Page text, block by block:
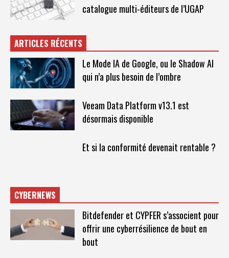
catalogue multi-éditeurs de l’UGAP
ARTICLES RÉCENTS
Le Mode IA de Google, ou le Shadow AI
qui n’a plus besoin de l’ombre
Veeam Data Platform v13.1 est
désormais disponible
Et si la conformité devenait rentable ?
CYBERNEWS
Bitdefender et CYPFER s’associent pour
offrir une cyberrésilience de bout en
bout